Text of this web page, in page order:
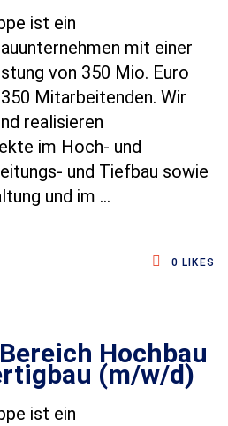
ist ein
mit einer
von 350 Mio. Euro
Mitarbeitenden. Wir
realisieren
im Hoch‑ und
und Tiefbau sowie
und im
0 LIKES
Hochbau
(m/w/d)
ist ein